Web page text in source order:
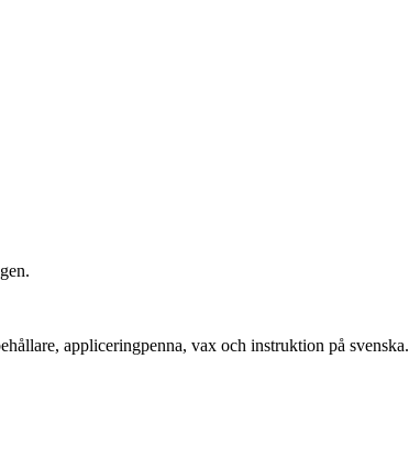
appliceringpenna, vax och instruktion på svenska.